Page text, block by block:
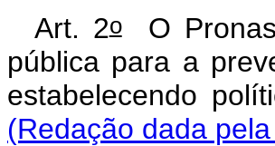
Art. 2oO
pública para a
estabelecendo
(Redação dada